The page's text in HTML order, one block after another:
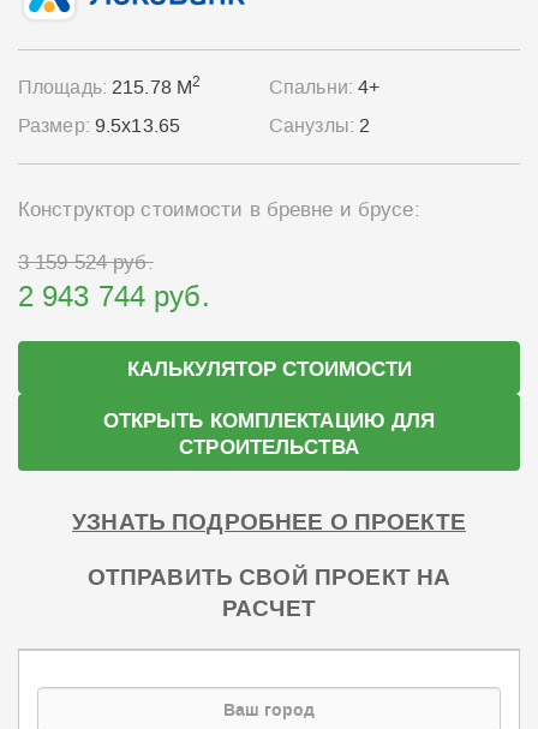
Площадь:215.78 М2
Размер: 9.5x13.65
Спальни:4+
Санузлы:2
Конструктор стоимости в бревне и брусе:
3 159 524 руб.
2 943 744 руб.
КАЛЬКУЛЯТОР СТОИМОСТИ
ОТКРЫТЬ КОМПЛЕКТАЦИЮ ДЛЯ
СТРОИТЕЛЬСТВА
УЗНАТЬ ПОДРОБНЕЕ О ПРОЕКТЕ
ОТПРАВИТЬ СВОЙ ПРОЕКТ НА
РАСЧЕТ